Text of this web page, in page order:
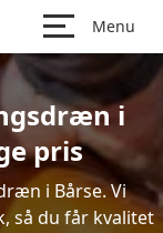
Menu
i
pris
i Bårse. Vi
så du får kvalitet